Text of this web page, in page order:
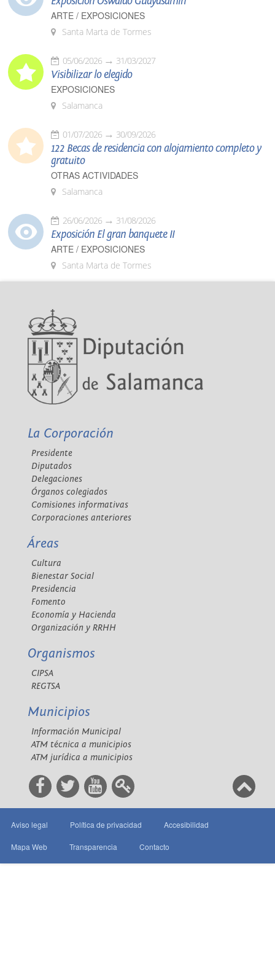
ARTE / EXPOSICIONES
Santa Marta de Tormes
05/06/2026 31/03/2027
Visibilizar lo elegido
EXPOSICIONES
Salamanca
01/07/2026 30/09/2026
122 Becas de residencia con alojamiento completo y
gratuito
OTRAS ACTIVIDADES
Salamanca
26/06/2026 31/08/2026
Exposición El gran banquete II
ARTE / EXPOSICIONES
Santa Marta de Tormes
La Corporación
Presidente
Diputados
Delegaciones
Órganos colegiados
Comisiones informativas
Corporaciones anteriores
Áreas
Cultura
Bienestar Social
Presidencia
Fomento
Economía y Hacienda
Organización y RRHH
Organismos
CIPSA
REGTSA
Municipios
Información Municipal
ATM técnica a municipios
ATM jurídica a municipios
Aviso legal Política de privacidad Accesibilidad
Mapa Web Transparencia Contacto